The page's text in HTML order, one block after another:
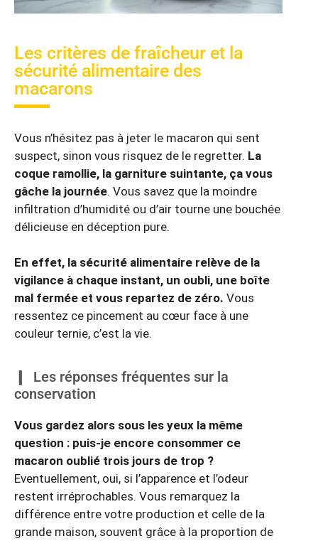
Les critères de fraîcheur et la
sécurité alimentaire des
macarons
Vous n’hésitez pas à jeter le macaron qui sent
suspect, sinon vous risquez de le regretter. La
coque ramollie, la garniture suintante, ça vous
gâche la journée. Vous savez que la moindre
infiltration d’humidité ou d’air tourne une bouchée
délicieuse en déception pure.
En effet, la sécurité alimentaire relève de la
vigilance à chaque instant, un oubli, une boîte
mal fermée et vous repartez de zéro. Vous
ressentez ce pincement au cœur face à une
couleur ternie, c’est la vie.
Les réponses fréquentes sur la
conservation
Vous gardez alors sous les yeux la même
question : puis-je encore consommer ce
macaron oublié trois jours de trop ?
Eventuellement, oui, si l’apparence et l’odeur
restent irréprochables. Vous remarquez la
différence entre votre production et celle de la
grande maison, souvent grâce à la proportion de